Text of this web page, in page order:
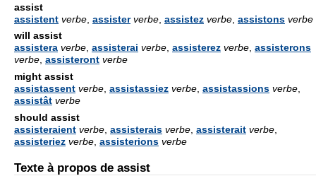
assist
assistent verbe assister verbe assistez verbe assistons verbe
will assist
assistera verbe, assisterai verbe, assisterez verbe, assisterons
verbe, assisteront verbe
might assist
assistassent verbe assistassiez verbe assistassions verbe
assistât verbe
should assist
assisteraient verbe assisterais verbe assisterait verbe
assisteriez verbe assisterions verbe
Texte à propos de assist